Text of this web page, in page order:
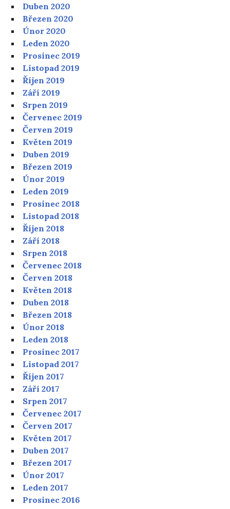
Duben 2020
Březen 2020
Únor 2020
Leden 2020
Prosinec 2019
Listopad 2019
Říjen 2019
Září 2019
Srpen 2019
Červenec 2019
Červen 2019
Květen 2019
Duben 2019
Březen 2019
Únor 2019
Leden 2019
Prosinec 2018
Listopad 2018
Říjen 2018
Září 2018
Srpen 2018
Červenec 2018
Červen 2018
Květen 2018
Duben 2018
Březen 2018
Únor 2018
Leden 2018
Prosinec 2017
Listopad 2017
Říjen 2017
Září 2017
Srpen 2017
Červenec 2017
Červen 2017
Květen 2017
Duben 2017
Březen 2017
Únor 2017
Leden 2017
Prosinec 2016